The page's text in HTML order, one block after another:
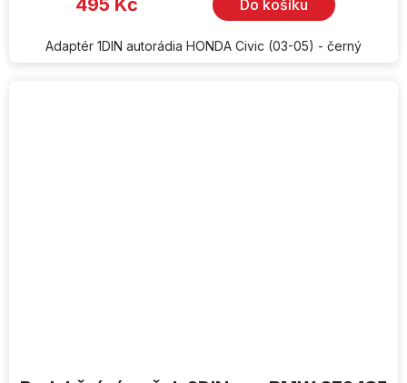
495 Kč Do košíku
Adaptér 1DIN autorádia HONDA Civic (03-05) - černý